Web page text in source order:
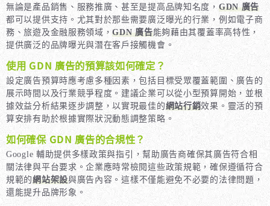
無論是產品銷售、服務推廣、甚至是提高品牌知名度， GDN 廣告
都可以提供支持。尤其對於那些需要廣泛曝光的行業，例如電子商
務、旅遊及金融服務領域，GDN 廣告能夠藉由其覆蓋率高特性，
提供廣泛的品牌曝光與潛在客戶接觸機會。
使用 GDN 廣告的預算該如何確定？
設定廣告預算時應考慮多種因素，包括目標受眾覆蓋範圍、廣告的
展示時間以及行業競爭程度。建議企業可以從小型預算開始，並根
據效益分析結果逐步調整，以實現最佳的網站行銷效果。靈活的預
算安排有助於根據實際狀況動態調整策略。
如何確保 GDN 廣告的合規性？
Google 輔助提供多樣政策與指引，幫助廣告商確保其廣告符合相
關法律與平台要求。企業應時常檢閱這些政策規範，確保遵循符合
規範的網站架設與廣告內容。這樣不僅能避免不必要的法律問題，
還能提升品牌形象。